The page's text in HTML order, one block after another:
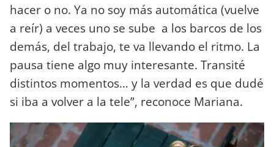
hacer o no. Ya no soy más automática (vuelve
a reír) a veces uno se sube a los barcos de los
demás, del trabajo, te va llevando el ritmo. La
pausa tiene algo muy interesante. Transité
distintos momentos… y la verdad es que dudé
si iba a volver a la tele”, reconoce Mariana.